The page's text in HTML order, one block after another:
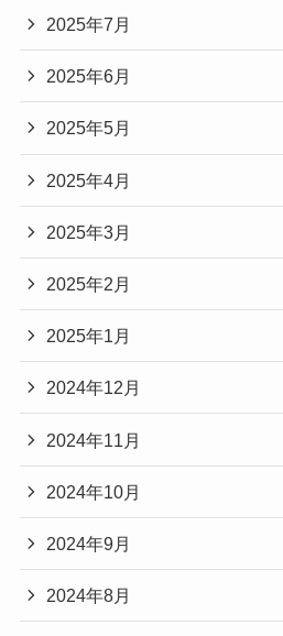
2025年7月
2025年6月
2025年5月
2025年4月
2025年3月
2025年2月
2025年1月
2024年12月
2024年11月
2024年10月
2024年9月
2024年8月